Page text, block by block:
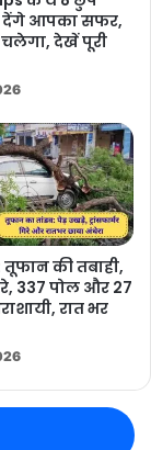
देंगे आपका सफर,
चलेगा, देखें पूरी
की तबाही,
337 पोल और 27
रात भर